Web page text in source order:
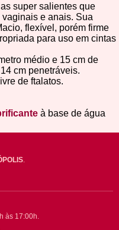
super salientes que
e anais. Sua
flexível, porém firme
para uso em cintas
médio e 15 cm de
cm penetráveis.
de ftalatos.
à base de água
às 17:00h.